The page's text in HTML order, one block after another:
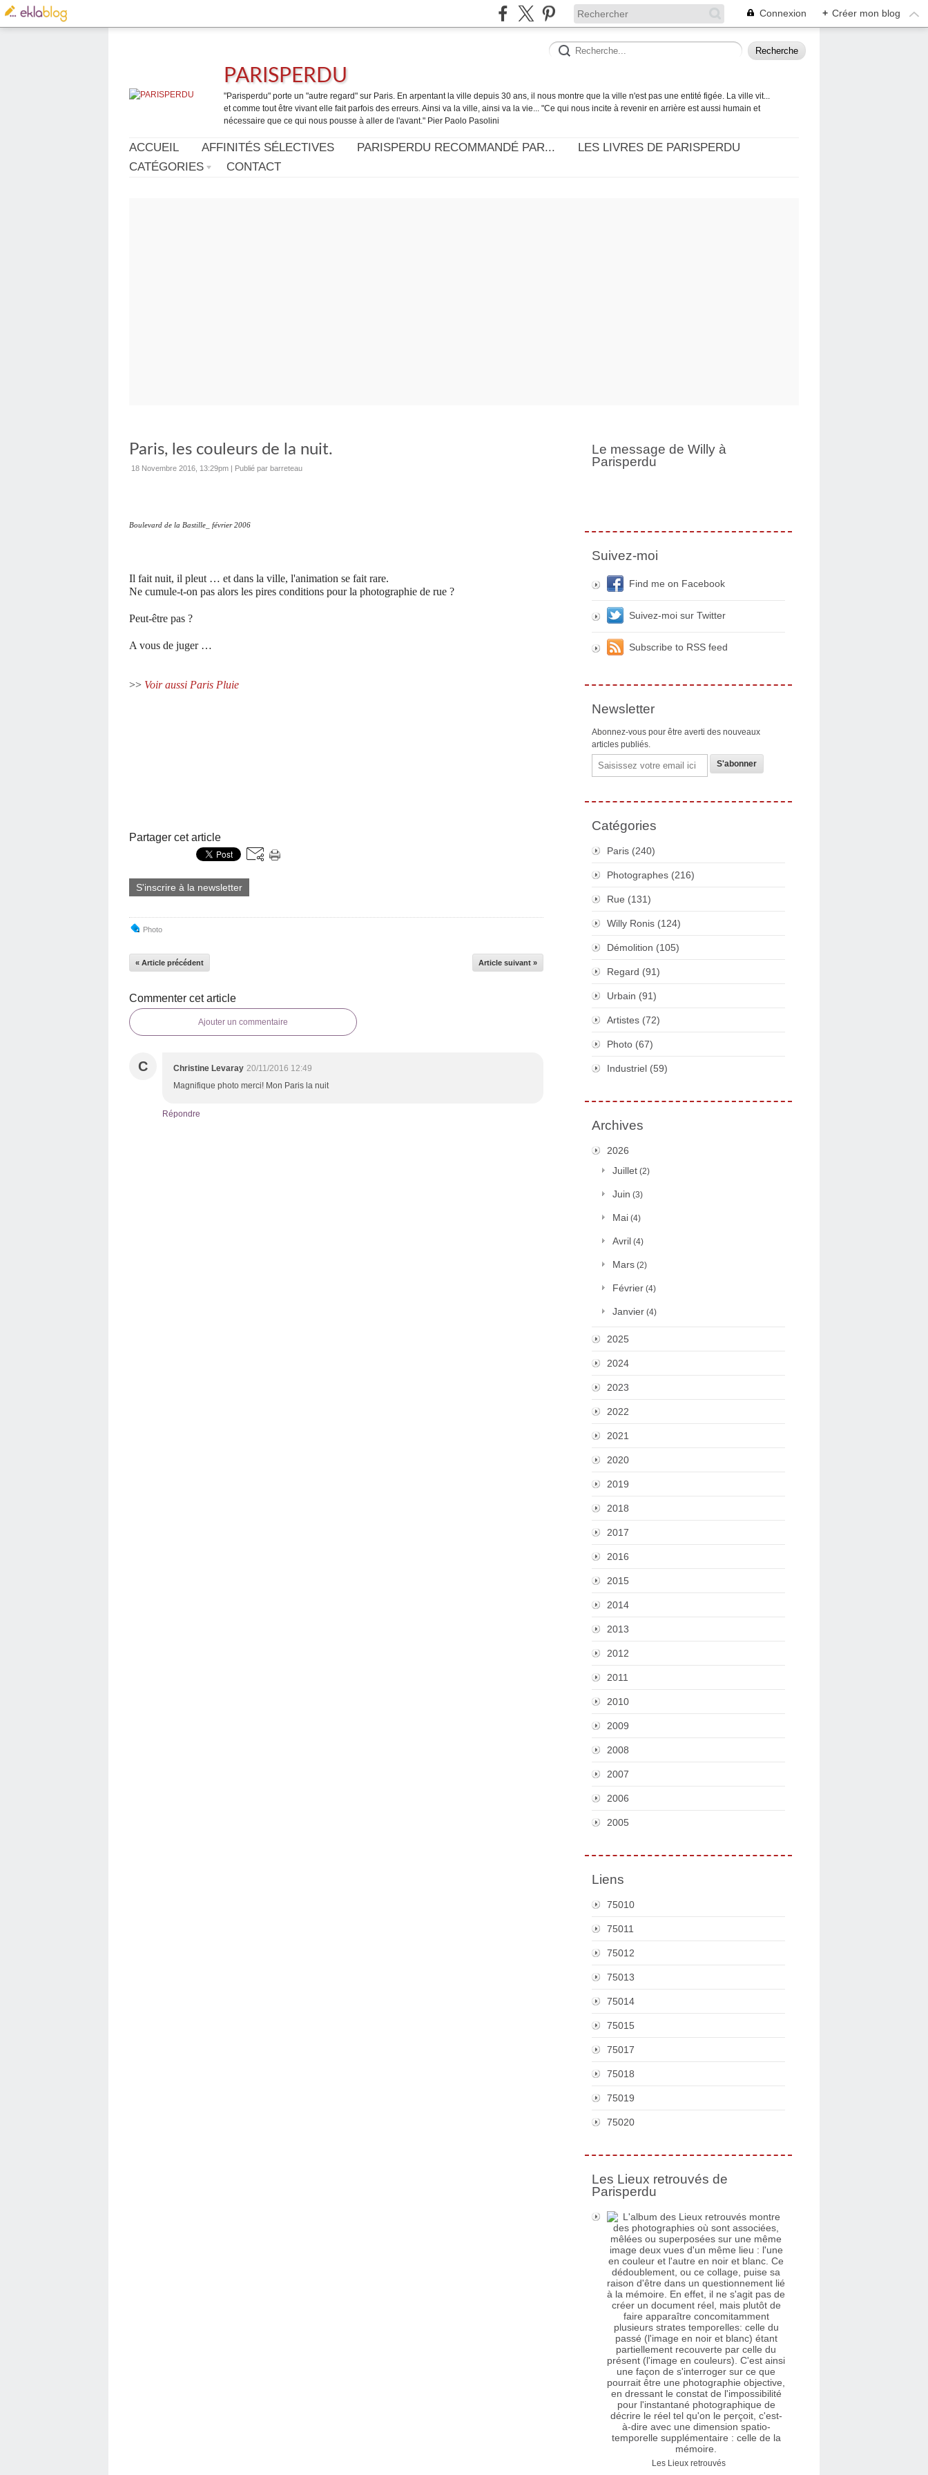
Connexion + Créer mon blog
PARISPERDU
"Parisperdu" porte un "autre regard" sur Paris. En arpentant la ville depuis 30 ans, il nous montre que la ville n'est pas une entité figée. La ville vit...
et comme tout être vivant elle fait parfois des erreurs. Ainsi va la ville, ainsi va la vie... "Ce qui nous incite à revenir en arrière est aussi humain et
nécessaire que ce qui nous pousse à aller de l'avant." Pier Paolo Pasolini
ACCUEIL AFFINITÉS SÉLECTIVES PARISPERDU RECOMMANDÉ PAR...
LES LIVRES DE PARISPERDU
CATÉGORIES
CONTACT
Paris, les couleurs de la nuit.
18 Novembre 2016, 13:29pm | Publié par barreteau
Boulevard de la Bastille_ février 2006
Il fait nuit, il pleut … et dans la ville, l'animation se fait rare.
Ne cumule-t-on pas alors les pires conditions pour la photographie de rue ?
Peut-être pas ?
A vous de juger …
>> Voir aussi Paris Pluie
Partager cet article
S'inscrire à la newsletter
Photo
« Article précédent Article suivant »
Commenter cet article
Ajouter un commentaire
C Christine Levaray 20/11/2016 12:49
Magnifique photo merci! Mon Paris la nuit
Répondre
Le message de Willy à
Parisperdu
Suivez-moi
Find me on Facebook
Suivez-moi sur Twitter
Subscribe to RSS feed
Newsletter
Abonnez-vous pour être averti des nouveaux
articles publiés.
Email
Catégories
Paris (240)
Photographes (216)
Rue (131)
Willy Ronis (124)
Démolition (105)
Regard (91)
Urbain (91)
Artistes (72)
Photo (67)
Industriel (59)
Archives
2026
Juillet (2)
Juin (3)
Mai (4)
Avril (4)
Mars (2)
Février (4)
Janvier (4)
2025
2024
2023
2022
2021
2020
2019
2018
2017
2016
2015
2014
2013
2012
2011
2010
2009
2008
2007
2006
2005
Liens
75010
75011
75012
75013
75014
75015
75017
75018
75019
75020
Les Lieux retrouvés de
Parisperdu
Les Lieux retrouvés